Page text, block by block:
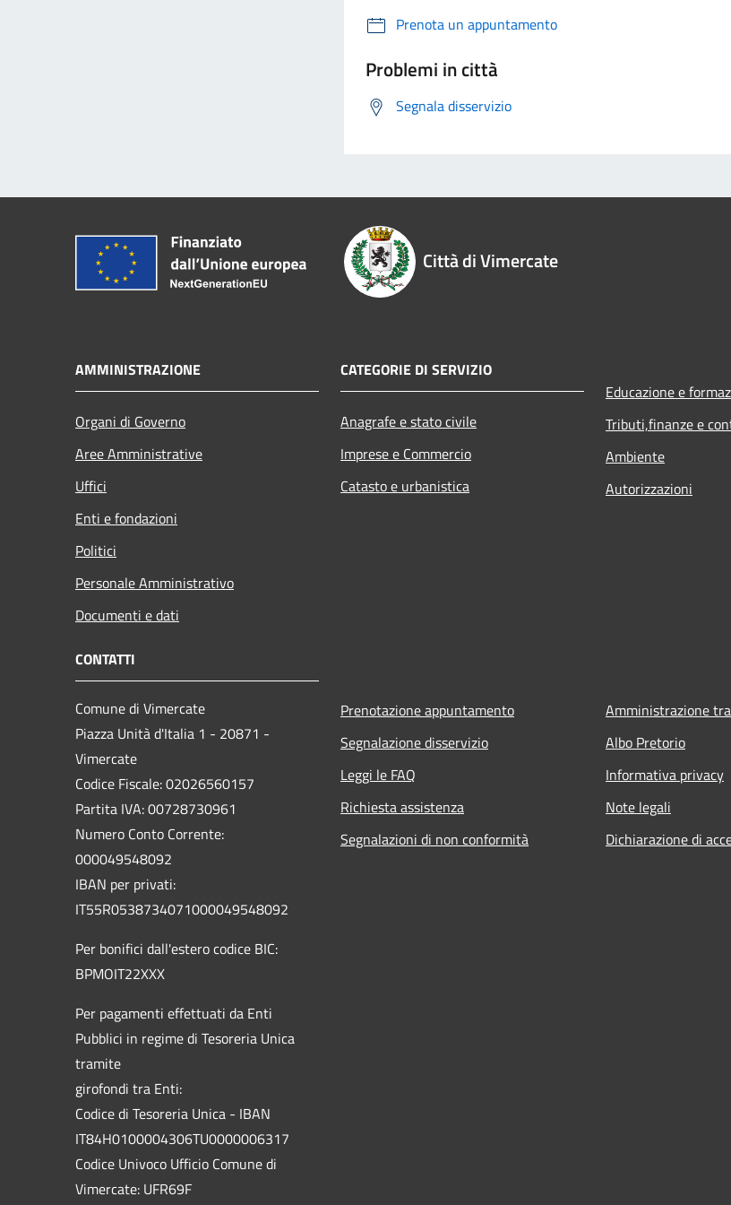
Prenota un appuntamento
Problemi in città
Segnala disservizio
Città di Vimercate
AMMINISTRAZIONE
Organi di Governo
Aree Amministrative
Uffici
Enti e fondazioni
Politici
Personale Amministrativo
Documenti e dati
CATEGORIE DI SERVIZIO
Anagrafe e stato civile
Imprese e Commercio
Catasto e urbanistica
Educazione e
Tributi,finanze e
Ambiente
Autorizzazioni
CONTATTI
Comune di Vimercate
Piazza Unità d'Italia 1 - 20871 -
Vimercate
Codice Fiscale: 02026560157
Partita IVA: 00728730961
Numero Conto Corrente:
000049548092
IBAN per privati:
IT55R0538734071000049548092
Per bonifici dall'estero codice BIC:
BPMOIT22XXX
Per pagamenti effettuati da Enti
Pubblici in regime di Tesoreria Unica
tramite
girofondi tra Enti:
Codice di Tesoreria Unica - IBAN
IT84H0100004306TU0000006317
Codice Univoco Ufficio Comune di
Vimercate: UFR69F
Prenotazione appuntamento
Segnalazione disservizio
Leggi le FAQ
Richiesta assistenza
Segnalazioni di non conformità
Amministrazione
Albo Pretorio
Informativa privacy
Note legali
Dichiarazione di